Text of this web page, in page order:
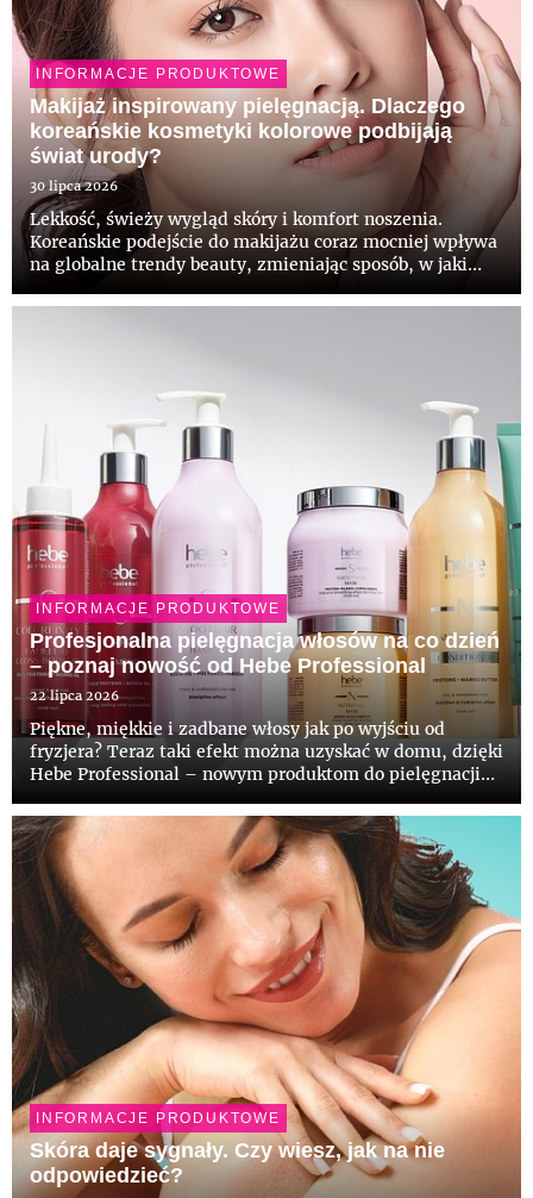
INFORMACJE PRODUKTOWE
Makijaż inspirowany pielęgnacją. Dlaczego
koreańskie kosmetyki kolorowe podbijają
świat urody?
30 lipca 2026
Lekkość, świeży wygląd skóry i komfort noszenia.
Koreańskie podejście do makijażu coraz mocniej wpływa
na globalne trendy beauty, zmieniając sposób, w jaki
krycia i perfekcyjnie wykonturowanej twarzy, coraz
INFORMACJE PRODUKTOWE
Profesjonalna pielęgnacja włosów na co dzień
– poznaj nowość od Hebe Professional
22 lipca 2026
Piękne, miękkie i zadbane włosy jak po wyjściu od
fryzjera? Teraz taki efekt można uzyskać w domu, dzięki
Hebe Professional – nowym produktom do pielęgnacji
braku objętości, przez puszenie, regenerację, ochronę
koloru po...
INFORMACJE PRODUKTOWE
Skóra daje sygnały. Czy wiesz, jak na nie
odpowiedzieć?